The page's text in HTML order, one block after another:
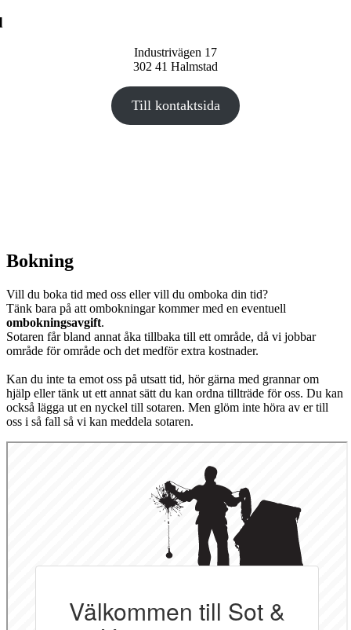
Industrivägen 17
302 41 Halmstad
Till kontaktsida
Bokning
Vill du boka tid med oss eller vill du omboka din tid?
Tänk bara på att ombokningar kommer med en eventuell
ombokningsavgift.
Sotaren får bland annat åka tillbaka till ett område, då vi jobbar
område för område och det medför extra kostnader.
Kan du inte ta emot oss på utsatt tid, hör gärna med grannar om
hjälp eller tänk ut ett annat sätt du kan ordna tillträde för oss. Du kan
också lägga ut en nyckel till sotaren. Men glöm inte höra av er till
oss i så fall så vi kan meddela sotaren.